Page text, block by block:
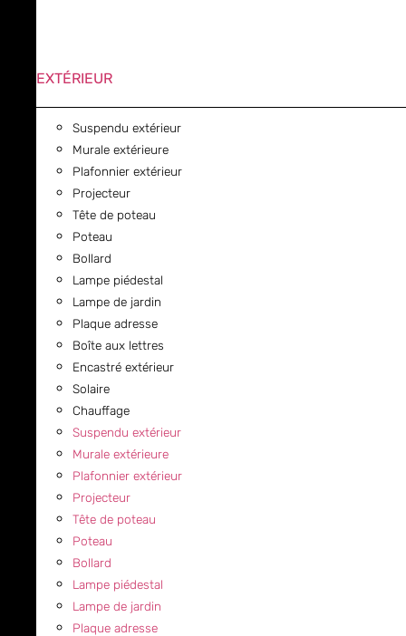
EXTÉRIEUR
Suspendu extérieur
Murale extérieure
Plafonnier extérieur
Projecteur
Tête de poteau
Poteau
Bollard
Lampe piédestal
Lampe de jardin
Plaque adresse
Boîte aux lettres
Encastré extérieur
Solaire
Chauffage
Suspendu extérieur
Murale extérieure
Plafonnier extérieur
Projecteur
Tête de poteau
Poteau
Bollard
Lampe piédestal
Lampe de jardin
Plaque adresse